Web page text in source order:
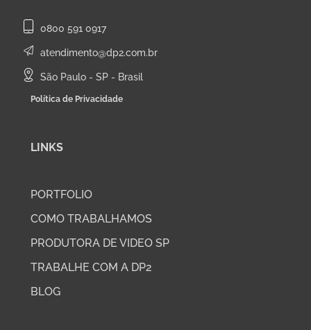
0800 591 0917
atendimento@dp2.com.br
São Paulo - SP - Brasil
Política de Privacidade
LINKS
PORTFOLIO
COMO TRABALHAMOS
PRODUTORA DE VIDEO SP
TRABALHE COM A DP2
BLOG